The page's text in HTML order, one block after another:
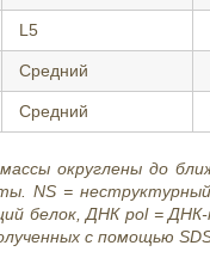
L5
Средний
Средний
округлены до
NS =
белок, ДНК pol = ДНК-
с помощью